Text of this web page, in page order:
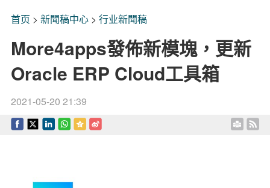
首页 > 新聞稿中心> 行业新聞稿
More4apps發佈新模塊，更新
Oracle ERP Cloud工具箱
2021-05-20 21:39